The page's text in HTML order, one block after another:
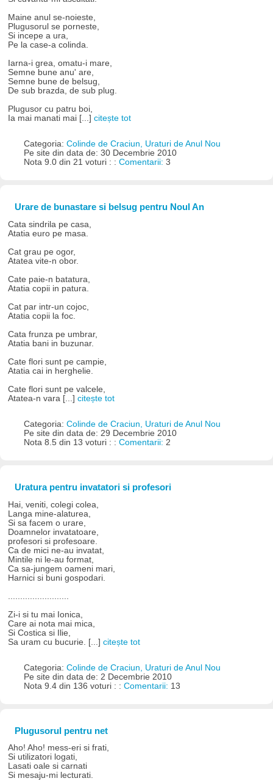
Maine anul se-noieste,
Plugusorul se porneste,
Si incepe a ura,
Pe la case-a colinda.
Iarna-i grea, omatu-i mare,
Semne bune anu' are,
Semne bune de belsug,
De sub brazda, de sub plug.
Plugusor cu patru boi,
Ia mai manati mai [...]citește tot
Categoria: Colinde de Craciun, Uraturi de Anul Nou
Pe site din data de: 30 Decembrie 2010
Nota 9.0 din 21 voturi : : Comentarii: 3
Urare de bunastare si belsug pentru Noul An
Cata sindrila pe casa,
Atatia euro pe masa.
Cat grau pe ogor,
Atatea vite-n obor.
Cate paie-n batatura,
Atatia copii in patura.
Cat par intr-un cojoc,
Atatia copii la foc.
Cata frunza pe umbrar,
Atatia bani in buzunar.
Cate flori sunt pe campie,
Atatia cai in herghelie.
Cate flori sunt pe valcele,
Atatea-n vara [...]citește tot
Categoria: Colinde de Craciun, Uraturi de Anul Nou
Pe site din data de: 29 Decembrie 2010
Nota 8.5 din 13 voturi : : Comentarii: 2
Uratura pentru invatatori si profesori
Hai, veniti, colegi colea,
Langa mine-alaturea,
Si sa facem o urare,
Doamnelor invatatoare,
profesori si profesoare.
Ca de mici ne-au invatat,
Mintile ni le-au format,
Ca sa-jungem oameni mari,
Harnici si buni gospodari.
Zi-i si tu mai Ionica,
Care ai nota mai mica,
Si Costica si Ilie,
Sa uram cu bucurie. [...]citește tot
Categoria: Colinde de Craciun, Uraturi de Anul Nou
Pe site din data de: 2 Decembrie 2010
Nota 9.4 din 136 voturi : : Comentarii: 13
Plugusorul pentru net
Aho! Aho! mess-eri si frati,
Si utilizatori logati,
Lasati oale si carnati
Si mesaju-mi lecturati.